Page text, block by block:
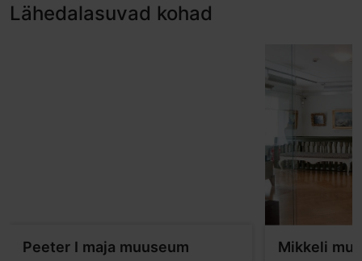
Lähedalasuvad kohad
Peeter I maja muuseum Mikkeli